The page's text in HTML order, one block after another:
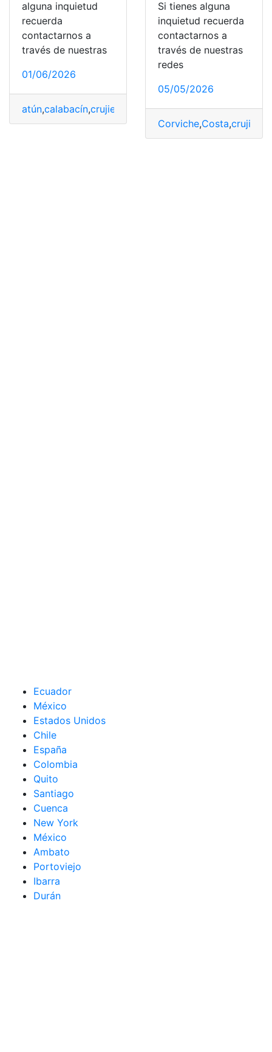
alguna inquietud
recuerda
contactarnos a
través de nuestras
01/06/2026
atún,calabacín,crujiente Fácil,gratinado,Pastel,Rápido
Si tienes alguna
inquietud recuerda
contactarnos a
través de nuestras
redes
05/05/2026
Corviche,Costa,crujiente
Ecuador
México
Estados Unidos
Chile
España
Colombia
Quito
Santiago
Cuenca
New York
México
Ambato
Portoviejo
Ibarra
Durán